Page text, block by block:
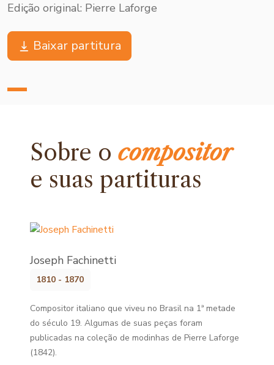
Edição original: Pierre Laforge
Baixar partitura
Sobre ocompositor
e suas partituras
Joseph Fachinetti
1810 - 1870
Compositor italiano que viveu no Brasil na 1ª metade
do século 19. Algumas de suas peças foram
publicadas na coleção de modinhas de Pierre Laforge
(1842).